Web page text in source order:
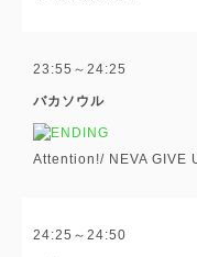
23:55～24:25
バカソウル
Attention!/ NEVA GIVE
24:25～24:50